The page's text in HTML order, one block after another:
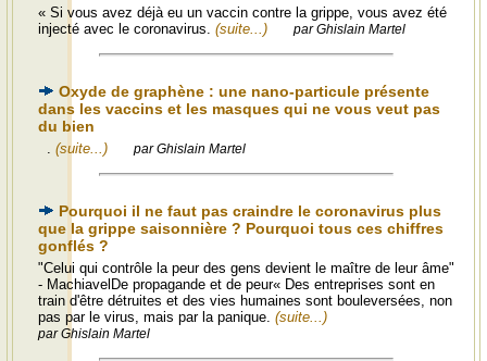
« Si vous avez déjà eu un vaccin contre la grippe, vous avez été
injecté avec le coronavirus. (suite...) par Ghislain Martel
Oxyde de graphène : une nano-particule présente
dans les vaccins et les masques qui ne vous veut pas
du bien
. (suite...) par Ghislain Martel
Pourquoi il ne faut pas craindre le coronavirus plus
que la grippe saisonnière ? Pourquoi tous ces chiffres
gonflés ?
"Celui qui contrôle la peur des gens devient le maître de leur âme"
- MachiavelDe propagande et de peur« Des entreprises sont en
train d'être détruites et des vies humaines sont bouleversées, non
pas par le virus, mais par la panique. (suite...)
par Ghislain Martel